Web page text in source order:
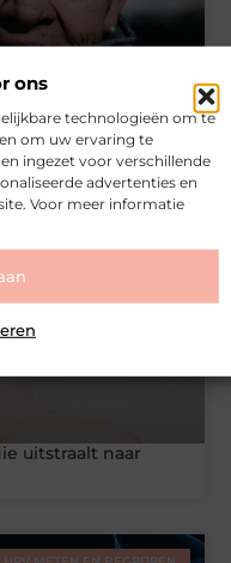
ons
technologieën om te
om uw ervaring te
ingezet voor verschillende
advertenties en
Voor meer informatie
Welke keuze
EN VEILIGHEID
uitstraalt naar